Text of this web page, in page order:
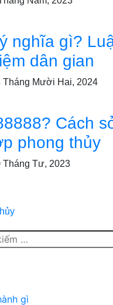
nghĩa gì?
dân gian
Tháng Mười Hai, 2024
Cách
phong thủy
Tháng Tư, 2023